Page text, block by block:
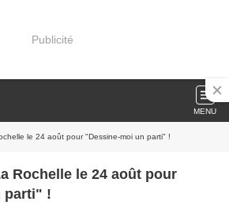
Publicité
MENU
le 24 août pour "Dessine-moi un parti" !
Rochelle le 24 août pour
parti" !